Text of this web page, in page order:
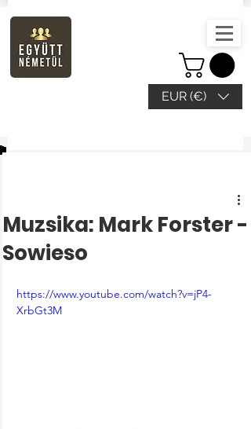
EUR (€)
Muzsika: Mark Forster -
Sowieso
https://www.youtube.com/watch?v=jP4-
XrbGt3M